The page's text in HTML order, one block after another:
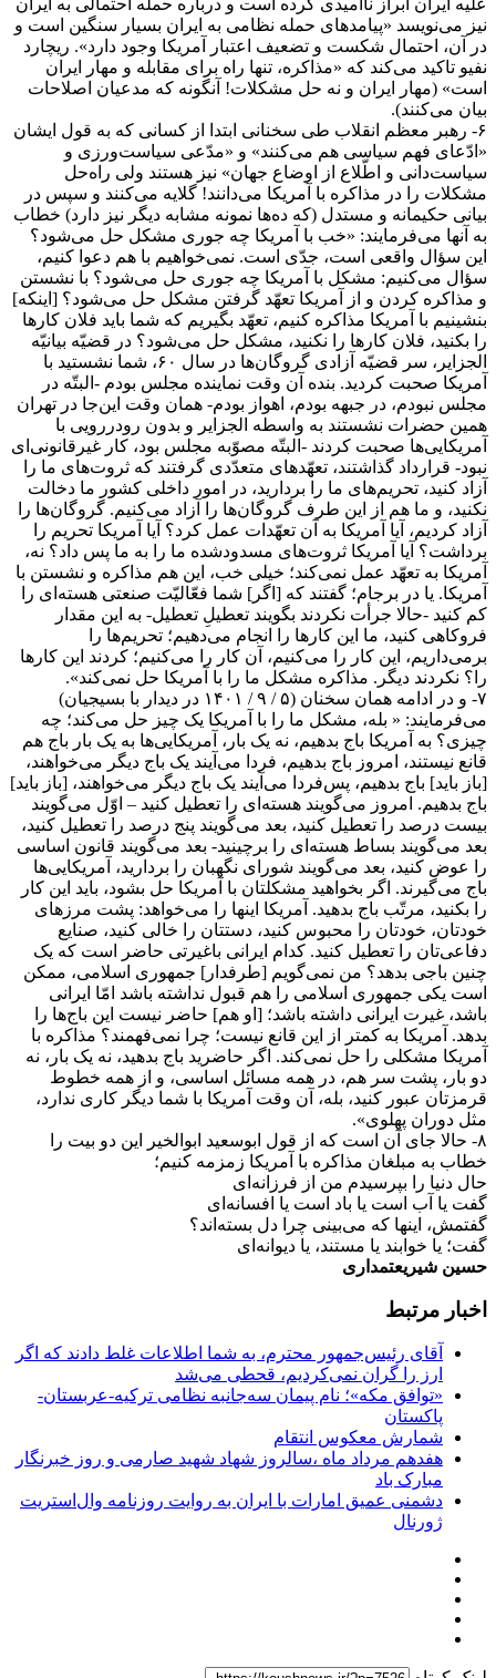
نیز می‌نویسد «‌پیامدهای حمله نظامی به ایران بسیار سنگین است و
در آن، احتمال شکست و تضعیف اعتبار آمریکا وجود دارد‌». ریچارد
نفیو تاکید می‌کند که «‌مذاکره، تنها راه برای مقابله و مهار ایران
است» (مهار ایران و نه حل مشکلات‌! آنگونه که مدعیان اصلاحات
بیان می‌کنند‌).
۶- رهبر معظم انقلاب طی سخنانی ابتدا از کسانی که به قول ایشان
«‌ادّعای فهم سیاسی هم می‌کنند» و «‌مدّعی سیاست‌ورزی و
سیاست‌دانی و اطّلاع از اوضاع جهان‌» نیز هستند ولی راه‌حل
مشکلات را در مذاکره با آمریکا می‌دانند! گلایه می‌کنند و سپس در
بیانی حکیمانه و مستدل (که ده‌ها نمونه مشابه دیگر نیز دارد) خطاب
به آنها می‌فرمایند: «خب با آمریکا چه جوری مشکل حل می‌شود؟
این سؤال واقعی است، جدّی است. نمی‌خواهیم با هم دعوا کنیم،
سؤال می‌کنیم: مشکل با آمریکا چه جوری حل می‌شود؟ با نشستن
و مذاکره کردن و از آمریکا تعهّد گرفتن مشکل حل می‌شود؟ [اینکه]
بنشینیم با آمریکا مذاکره کنیم، تعهّد بگیریم که شما باید فلان کارها
را بکنید، فلان کارها را نکنید، مشکل حل می‌شود؟ در قضیّه بیانیّه‌
الجزایر، سر قضیّه‌ آزادی گروگان‌ها در سال ۶۰، شما نشستید با
آمریکا صحبت کردید. بنده آن وقت نماینده‌ مجلس بودم -البتّه در
مجلس نبودم، در جبهه بودم، اهواز بودم- همان وقت این‌جا در تهران
همین حضرات نشستند به واسطه الجزایر و بدون رودررویی با
آمریکایی‌ها صحبت کردند -‌البتّه مصوّبه‌ مجلس بود، کار غیر‌قانونی‌ای
نبود- قرارداد گذاشتند، تعهّدهای متعدّدی گرفتند که ثروت‌های ما را
آزاد کنید، تحریم‌های ما را بردارید، در امور داخلی کشور ما دخالت
نکنید، و ما هم از این طرف گروگان‌ها را آزاد می‌کنیم. گروگان‌ها را
آزاد کردیم، آیا آمریکا به آن تعهّدات عمل کرد؟ آیا آمریکا تحریم را
برداشت؟ آیا آمریکا ثروت‌های مسدودشده‌ ما را به ما پس داد؟ نه،
آمریکا به تعهّد عمل نمی‌کند؛ خیلی خب، این هم مذاکره و نشستن با
آمریکا. یا در برجام؛ گفتند که [اگر] شما فعّالیّت صنعتی هسته‌ای را
کم کنید -حالا جرأت نکردند بگویند تعطیلِ تعطیل- به این مقدار
فروکاهی کنید، ما این کارها را انجام می‌دهیم؛ تحریم‌ها را
برمی‌داریم، این کار را می‌کنیم، آن کار را می‌کنیم؛ کردند این کارها
را؟ نکردند دیگر. مذاکره مشکل ما را با آمریکا حل نمی‌کند‌».
۷- و در ادامه همان سخنان (۵ / ۹ / ۱۴۰۱ در دیدار با بسیجیان)
می‌فرمایند: « بله، مشکل ما را با آمریکا یک چیز حل می‌کند؛ چه
چیزی؟ به آمریکا باج بدهیم، نه یک بار، آمریکایی‌ها به یک بار باج هم
قانع نیستند، امروز باج بدهیم، فردا می‌آیند یک باج دیگر می‌خواهند،
[باز باید] باج بدهیم، پس‌فردا می‌آیند یک باج دیگر می‌خواهند، [باز باید]
باج بدهیم. امروز می‌گویند هسته‌ای را تعطیل کنید – اوّل می‌گویند
بیست درصد را تعطیل کنید، بعد می‌گویند پنج درصد را تعطیل کنید،
بعد می‌گویند بساط هسته‌ای را برچینید- بعد می‌گویند قانون اساسی
را عوض کنید، بعد می‌گویند شورای نگهبان را بردارید، آمریکایی‌ها
باج می‌گیرند. اگر بخواهید مشکلتان با آمریکا حل بشود، باید این کار
را بکنید، مرتّب باج بدهید. آمریکا اینها را می‌خواهد: پشت مرزهای
خودتان، خودتان را محبوس کنید، دستتان را خالی کنید، صنایع
دفاعی‌تان را تعطیل کنید. کدام ایرانی باغیرتی حاضر است که یک
چنین باجی بدهد؟ من نمی‌گویم [طرفدار] جمهوری اسلامی، ممکن
است یکی جمهوری اسلامی را هم قبول نداشته باشد امّا ایرانی
باشد، غیرت ایرانی داشته باشد؛ [او هم] حاضر نیست این باج‌ها را
بدهد. آمریکا به کمتر از این قانع نیست؛ چرا نمی‌فهمند؟ مذاکره‌ با
آمریکا مشکلی را حل نمی‌کند. اگر حاضرید باج بدهید، نه یک بار، نه
دو بار، پشت سر هم، در همه‌ مسائل اساسی، و از همه‌ خطوط
قرمزتان عبور کنید، بله، آن وقت آمریکا با شما دیگر کاری ندارد،
مثل دوران پهلوی‌».
۸- حالا جای آن است که از قول ابو‌سعید ابوالخیر این دو بیت را
خطاب به مبلغان مذاکره با آمریکا زمزمه کنیم؛
حال دنیا را بپرسیدم من از فرزانه‌ای
گفت یا آب است یا باد است یا افسانه‌ای
گفتمش، اینها که می‌بینی چرا دل بسته‌اند؟
گفت؛ یا خوابند یا مستند، یا دیوانه‌ای
حسین شیریعتمداری
اخبار مرتبط
آقای رئیس‌جمهور محترم، به شما اطلاعات غلط دادند که اگر
ارز را گران نمی‌کردیم، قحطی می‌شد
«توافق مکه»؛ نام پیمان سه‌جانبه نظامی ترکیه-عربستان-
پاکستان
شمارش معکوس انتقام
هفدهم مرداد ماه ،سالروز شهاد شهید صارمی و روز خبرنگار
مبارک باد
دشمنی عمیق امارات با ایران به روایت روزنامه وال‌استریت
ژورنال